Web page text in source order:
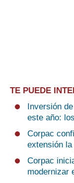
TE PUEDE
Inversión
este año:
Corpac
extensión
Corpac
modernizar